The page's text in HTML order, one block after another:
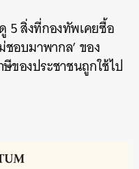
5 สิ่งที่กองทัพเคยซื้อ
ชอบมาพากล’ ของ
ของประชาชนถูกใช้ไป